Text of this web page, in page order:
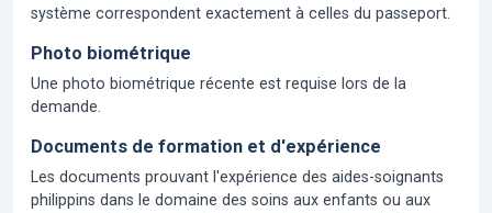
système correspondent exactement à celles du passeport.
Photo biométrique
Une photo biométrique récente est requise lors de la
demande.
Documents de formation et d'expérience
Les documents prouvant l'expérience des aides-soignants
philippins dans le domaine des soins aux enfants ou aux